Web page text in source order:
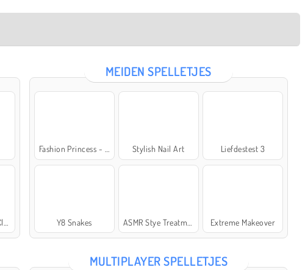
MEIDEN SPELLETJES
Stylish Nail Art Liefdestest 3
Y8 Snakes Extreme Makeover
MULTIPLAYER SPELLETJES